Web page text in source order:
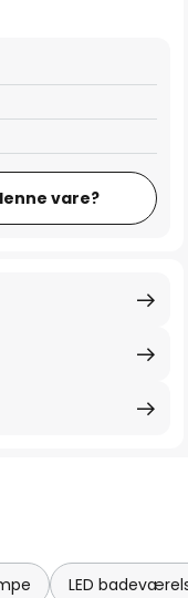
vare?
LED